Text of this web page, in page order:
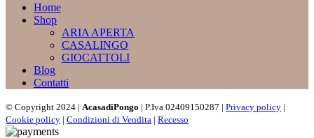
Home
Shop
ARIA APERTA
CASALINGO
GIOCATTOLI
Blog
Contatti
© Copyright 2024 | AcasadiPongo | P.Iva 02409150287 | Privacy policy |
Cookie policy | Condizioni di Vendita | Recesso